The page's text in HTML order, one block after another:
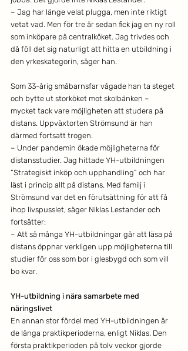
– Jag har länge velat plugga, men inte riktigt
vetat vad. Men för tre år sedan fick jag en ny roll
som inköpare på centralköket. Jag trivdes och
då föll det sig naturligt att hitta en utbildning i
den yrkeskategorin, säger han.
Som 33-årig småbarnsfar vågade han ta steget
och bytte ut storköket mot skolbänken –
mycket tack vare möjligheten att studera på
distans. Uppväxtorten Strömsund är han
därmed fortsatt trogen.
– Under pandemin ökade möjligheterna för
distansstudier. Jag hittade YH-utbildningen
“Strategiskt inköp och upphandling” och har
läst i princip allt på distans. Med familj i
Strömsund var det en förutsättning för att få
ihop livspusslet, säger Niklas Lestander och
fortsätter:
– Att så många YH-utbildningar går att läsa på
distans öppnar verkligen upp möjligheterna till
studier för oss som bor i glesbygd och som vill
bo kvar.
YH-utbildning i nära samarbete med
näringslivet
En annan stor fördel med YH-utbildningen är
de långa praktikperioderna, enligt Niklas. Den
första praktikperioden på tolv veckor gjorde